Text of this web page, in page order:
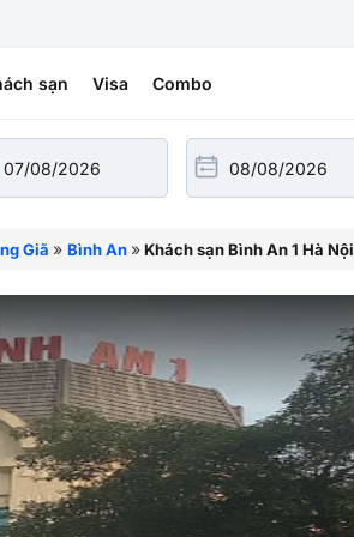
sạn Visa Combo
Giã » Bình An »Khách sạn Bình An 1 Hà Nội